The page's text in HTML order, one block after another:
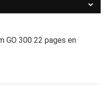
GO 300 22 pages en